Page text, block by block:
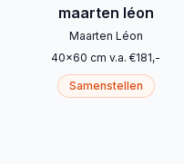
maarten léon
Maarten Léon
40x60 cm v.a. €181,-
Samenstellen